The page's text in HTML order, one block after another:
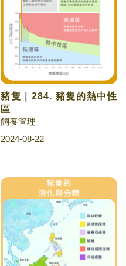
豬隻｜284. 豬隻的熱中性
區
飼養管理
2024-08-22